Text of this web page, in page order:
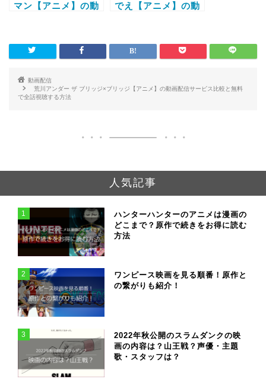
マン【アニメ】の動
る方法
でえ【アニメ】の動
る方法
動画配信
荒川アンダー ザ ブリッジ×ブリッジ【アニメ】の動画配信サービス比較と無料
で全話視聴する方法
人気記事
1
ハンターハンターのアニメは漫画の
どこまで？原作で続きをお得に読む
方法
2
ワンピース映画を見る順番！原作と
の繋がりも紹介！
3
2022年秋公開のスラムダンクの映
画の内容は？山王戦？声優・主題
歌・スタッフは？